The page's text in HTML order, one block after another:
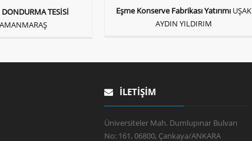
TESİSİ
Eşme Konserve Fabrikası Yatırımı UŞAK
AYDIN YILDIRIM
İLETIŞIM
Üniversiteler Mah. Dumlupınar Bulvarı
No: 161, 06800, Çankaya/ANKARA